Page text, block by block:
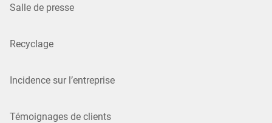
Salle de presse
Recyclage
Incidence sur l’entreprise
Témoignages de clients